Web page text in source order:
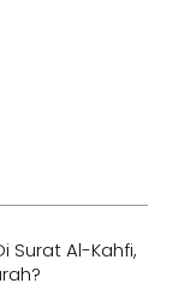
Surat Al-Kahfi,